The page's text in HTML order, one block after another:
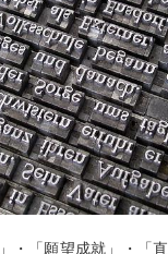
・「願望成就」・「